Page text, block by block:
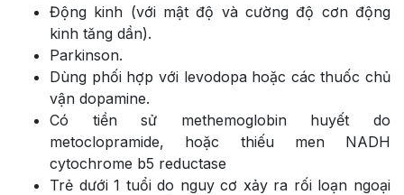
Động kinh (với mật độ và cường độ cơn động
kinh tăng dần).
Parkinson.
Dùng phối hợp với levodopa hoặc các thuốc chủ
vận dopamine.
Có tiền sử methemoglobin huyết do
metoclopramide, hoặc thiếu men NADH
cytochrome b5 reductase
Trẻ dưới 1 tuổi do nguy cơ xảy ra rối loạn ngoại